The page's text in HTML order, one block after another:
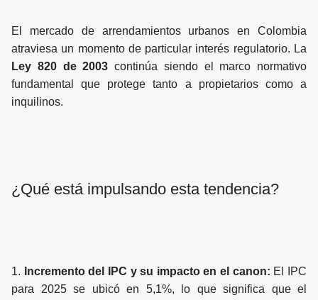
El mercado de arrendamientos urbanos en Colombia
atraviesa un momento de particular interés regulatorio. La
Ley 820 de 2003 continúa siendo el marco normativo
fundamental que protege tanto a propietarios como a
inquilinos.
¿Qué está impulsando esta tendencia?
1. Incremento del IPC y su impacto en el canon: El IPC
para 2025 se ubicó en 5,1%, lo que significa que el